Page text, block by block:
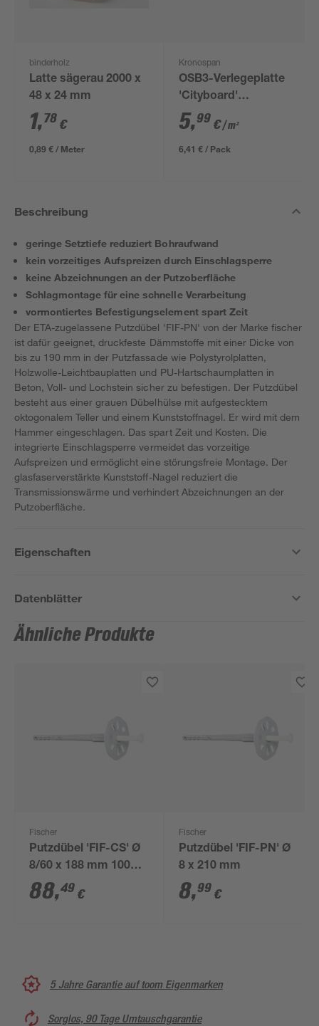
binderholz
Latte sägerau 2000 x
48 x 24 mm
1,78 €
0,89 € / Meter
Kronospan
OSB3-Verlegeplatte
'Cityboard'
ungeschliffen 1690 x
634 x 12 mm
5,99 €/ m²
6,41 € / Pack
Beschreibung
geringe Setztiefe reduziert Bohraufwand
kein vorzeitiges Aufspreizen durch Einschlagsperre
keine Abzeichnungen an der Putzoberfläche
Schlagmontage für eine schnelle Verarbeitung
vormontiertes Befestigungselement spart Zeit
Der ETA-zugelassene Putzdübel 'FIF-PN' von der Marke fischer
ist dafür geeignet, druckfeste Dämmstoffe mit einer Dicke von
bis zu 190 mm in der Putzfassade wie Polystyrolplatten,
Holzwolle-Leichtbauplatten und PU-Hartschaumplatten in
Beton, Voll- und Lochstein sicher zu befestigen. Der Putzdübel
besteht aus einer grauen Dübelhülse mit aufgestecktem
oktogonalem Teller und einem Kunststoffnagel. Er wird mit dem
Hammer eingeschlagen. Das spart Zeit und Kosten. Die
integrierte Einschlagsperre vermeidet das vorzeitige
Aufspreizen und ermöglicht eine störungsfreie Montage. Der
glasfaserverstärkte Kunststoff-Nagel reduziert die
Transmissionswärme und verhindert Abzeichnungen an der
Putzoberfläche.
Eigenschaften
Datenblätter
Ähnliche Produkte
Fischer
Putzdübel 'FIF-CS' Ø
8/60 x 188 mm 100
Stück
88,49 €
Fischer
Putzdübel 'FIF-PN' Ø
8 x 210 mm
8,99 €
5 Jahre Garantie auf toom Eigenmarken
Sorglos, 90 Tage Umtauschgarantie